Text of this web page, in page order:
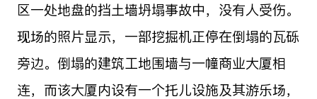
区一处地盘的挡土墙坍塌事故中，没有人受伤。
现场的照片显示，一部挖掘机正停在倒塌的瓦砾
旁边。倒塌的建筑工地围墙与一幢商业大厦相
连，而该大厦内设有一个托儿设施及其游乐场，